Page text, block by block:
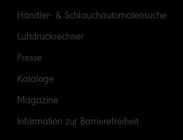
Händler- & Schlauchautomatensuche
Luftdruckrechner
Presse
Kataloge
Magazine
Information zur Barrierefreiheit